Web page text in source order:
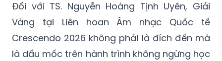
Đối với TS. Nguyễn Hoàng Tịnh Uyên, Giải
Vàng tại Liên hoan Âm nhạc Quốc tế
Crescendo 2026 không phải là đích đến mà
là dấu mốc trên hành trình không ngừng học